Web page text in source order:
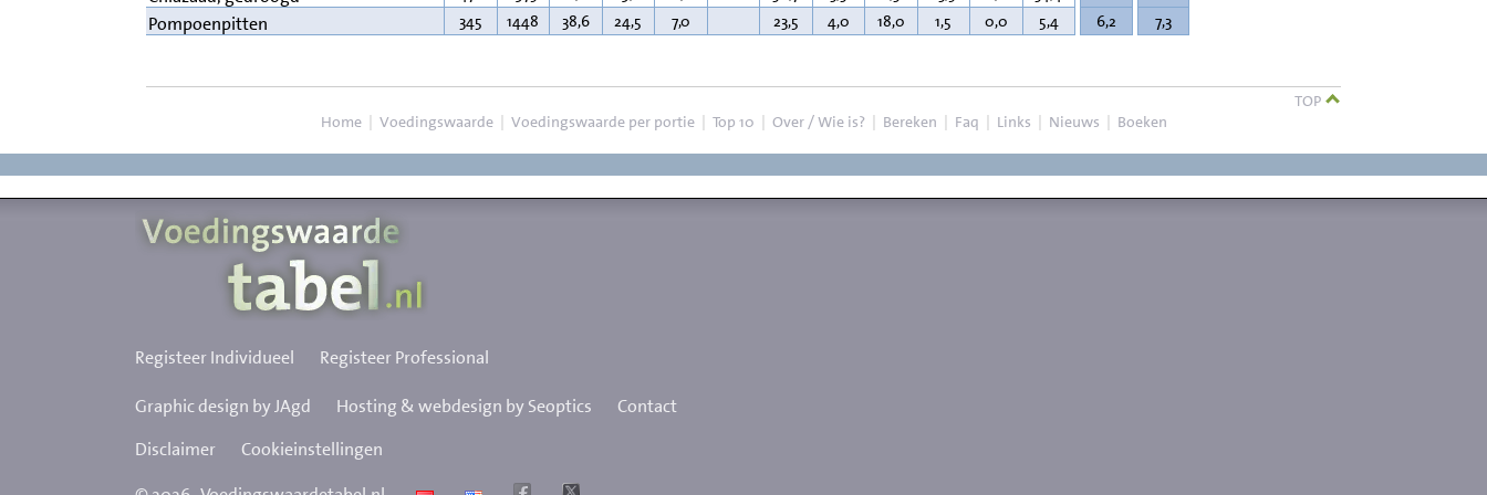
Pompoenpitten 345 1448 38,6 24,5 7,0 23,5 4,0 18,0 1,5 0,0 5,4 6,2 7,3
TOP
Home | Voedingswaarde | Voedingswaarde per portie | Top 10 | Over / Wie is? | Bereken | Faq | Links | Nieuws | Boeken
Registeer Individueel Registeer Professional
Graphic design by JAgd Hosting & webdesign by Seoptics
Contact
Disclaimer
Cookieinstellingen